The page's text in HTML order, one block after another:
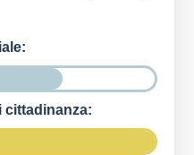
cittadinanza: